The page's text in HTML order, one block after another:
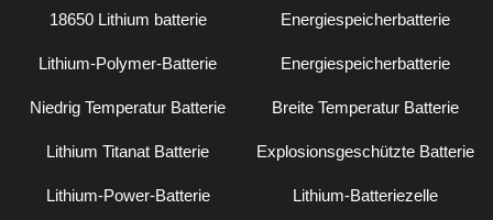
18650 Lithium batterie Energiespeicherbatterie
Lithium-Polymer-Batterie Energiespeicherbatterie
Niedrig Temperatur Batterie Breite Temperatur Batterie
Lithium Titanat Batterie Explosionsgeschützte Batterie
Lithium-Power-Batterie Lithium-Batteriezelle